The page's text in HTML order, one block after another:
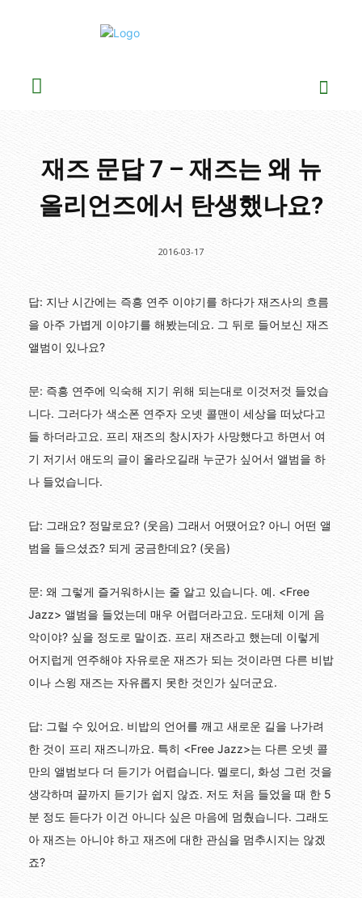
재즈 문답 7 – 재즈는 왜 뉴
올리언즈에서 탄생했나요?
2016-03-17
답: 지난 시간에는 즉흥 연주 이야기를 하다가 재즈사의 흐름
을 아주 가볍게 이야기를 해봤는데요. 그 뒤로 들어보신 재즈
앨범이 있나요?
문: 즉흥 연주에 익숙해 지기 위해 되는대로 이것저것 들었습
니다. 그러다가 색소폰 연주자 오넷 콜맨이 세상을 떠났다고
들 하더라고요. 프리 재즈의 창시자가 사망했다고 하면서 여
기 저기서 애도의 글이 올라오길래 누군가 싶어서 앨범을 하
나 들었습니다.
답: 그래요? 정말로요? (웃음) 그래서 어땠어요? 아니 어떤 앨
범을 들으셨죠? 되게 궁금한데요? (웃음)
문: 왜 그렇게 즐거워하시는 줄 알고 있습니다. 예. <Free
Jazz> 앨범을 들었는데 매우 어렵더라고요. 도대체 이게 음
악이야? 싶을 정도로 말이죠. 프리 재즈라고 했는데 이렇게
어지럽게 연주해야 자유로운 재즈가 되는 것이라면 다른 비밥
이나 스윙 재즈는 자유롭지 못한 것인가 싶더군요.
답: 그럴 수 있어요. 비밥의 언어를 깨고 새로운 길을 나가려
한 것이 프리 재즈니까요. 특히 <Free Jazz>는 다른 오넷 콜
만의 앨범보다 더 듣기가 어렵습니다. 멜로디, 화성 그런 것을
생각하며 끝까지 듣기가 쉽지 않죠. 저도 처음 들었을 때 한 5
분 정도 듣다가 이건 아니다 싶은 마음에 멈췄습니다. 그래도
아 재즈는 아니야 하고 재즈에 대한 관심을 멈추시지는 않겠
죠?